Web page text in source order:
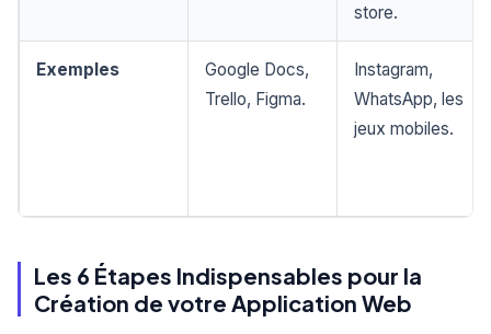
store.
Exemples
Google Docs,
Trello, Figma.
Instagram,
WhatsApp, les
jeux mobiles.
Les 6 Étapes Indispensables pour la
Création de votre Application Web